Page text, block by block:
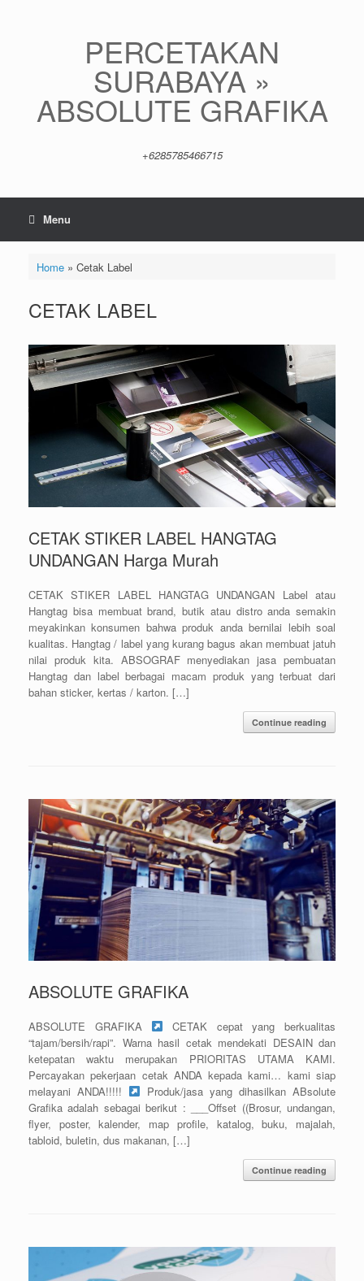
PERCETAKAN
SURABAYA »
ABSOLUTE GRAFIKA
+6285785466715
Menu
Home» Cetak Label
CETAK LABEL
CETAK STIKER LABEL HANGTAG
UNDANGAN Harga Murah
CETAK STIKER LABEL HANGTAG UNDANGAN Label atau
Hangtag bisa membuat brand, butik atau distro anda semakin
meyakinkan konsumen bahwa produk anda bernilai lebih soal
kualitas. Hangtag / label yang kurang bagus akan membuat jatuh
nilai produk kita. ABSOGRAF menyediakan jasa pembuatan
Hangtag dan label berbagai macam produk yang terbuat dari
bahan sticker, kertas / karton. […]
Continue reading
ABSOLUTE GRAFIKA
ABSOLUTE GRAFIKA
CETAK cepat yang berkualitas
“tajam/bersih/rapi”. Warna hasil cetak mendekati DESAIN dan
ketepatan waktu merupakan PRIORITAS UTAMA KAMI.
Percayakan pekerjaan cetak ANDA kepada kami… kami siap
melayani ANDA!!!!!
Produk/jasa yang dihasilkan ABsolute
Grafika adalah sebagai berikut : ___Offset ((Brosur, undangan,
flyer, poster, kalender, map profile, katalog, buku, majalah,
tabloid, buletin, dus makanan, […]
Continue reading